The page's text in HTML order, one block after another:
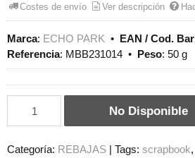
Costes de envío Ver descripción
Marca: ECHO PARK • EAN / Cod.
Referencia: MBB231014 • Peso: 50 g
No Disponible
Categoría: REBAJAS Tags: scrapbook